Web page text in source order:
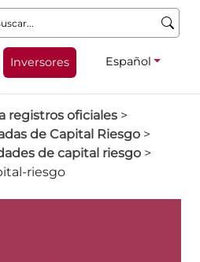
Inversores Español
registros oficiales >
de Capital Riesgo >
de capital riesgo >
riesgo